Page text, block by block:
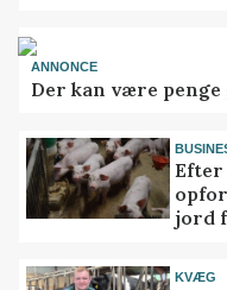
ANNONCE
Der kan være
Efter
jord
KVÆG